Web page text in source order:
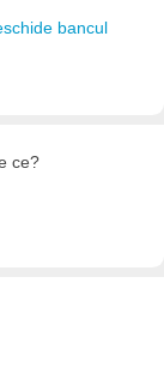
bancul
ce?